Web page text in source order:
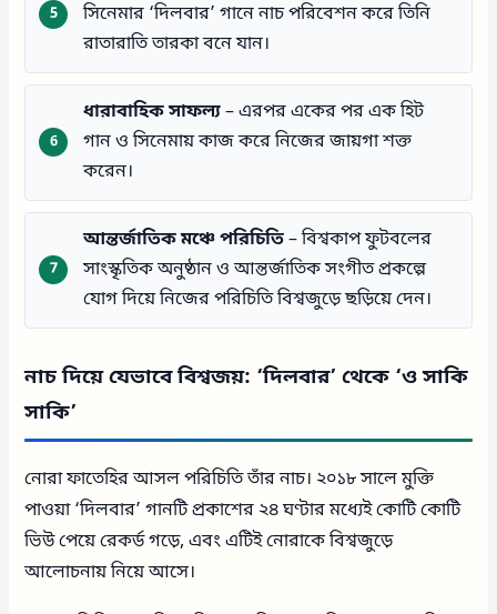
সিনেমার ‘দিলবার’ গানে নাচ পরিবেশন করে তিনি
রাতারাতি তারকা বনে যান।
ধারাবাহিক সাফল্য– এরপর একের পর এক হিট
গান ও সিনেমায় কাজ করে নিজের জায়গা শক্ত
করেন।
আন্তর্জাতিক মঞ্চে পরিচিতি– বিশ্বকাপ ফুটবলের
সাংস্কৃতিক অনুষ্ঠান ও আন্তর্জাতিক সংগীত প্রকল্পে
যোগ দিয়ে নিজের পরিচিতি বিশ্বজুড়ে ছড়িয়ে দেন।
নাচ দিয়ে যেভাবে বিশ্বজয়: ‘দিলবার’ থেকে ‘ও সাকি
সাকি’
নোরা ফাতেহির আসল পরিচিতি তাঁর নাচ। ২০১৮ সালে মুক্তি
পাওয়া ‘দিলবার’ গানটি প্রকাশের ২৪ ঘণ্টার মধ্যেই কোটি কোটি
ভিউ পেয়ে রেকর্ড গড়ে, এবং এটিই নোরাকে বিশ্বজুড়ে
আলোচনায় নিয়ে আসে।